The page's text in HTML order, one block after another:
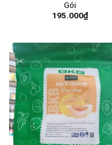
Gói
195.000₫